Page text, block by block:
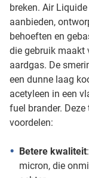
breken. Air
aanbieden,
behoeften en
die gebruik maakt
aardgas. De
een dunne laag
acetyleen in een
fuel brander.
voordelen:
Betere kwaliteit
micron, die